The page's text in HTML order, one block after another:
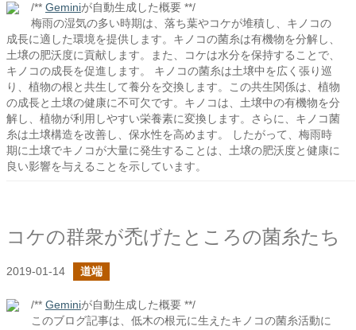
/** Geminiが自動生成した概要 **/
梅雨の湿気の多い時期は、落ち葉やコケが堆積し、キノコの
成長に適した環境を提供します。キノコの菌糸は有機物を分解し、
土壌の肥沃度に貢献します。また、コケは水分を保持することで、
キノコの成長を促進します。 キノコの菌糸は土壌中を広く張り巡
り、植物の根と共生して養分を交換します。この共生関係は、植物
の成長と土壌の健康に不可欠です。キノコは、土壌中の有機物を分
解し、植物が利用しやすい栄養素に変換します。さらに、キノコ菌
糸は土壌構造を改善し、保水性を高めます。 したがって、梅雨時
期に土壌でキノコが大量に発生することは、土壌の肥沃度と健康に
良い影響を与えることを示しています。
コケの群衆が禿げたところの菌糸たち
2019-01-14 道端
/** Geminiが自動生成した概要 **/
このブログ記事は、低木の根元に生えたキノコの菌糸活動に